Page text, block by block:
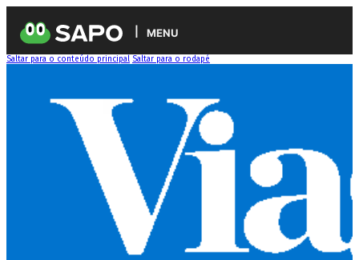
MENU
Saltar para o conteúdo principal Saltar para o rodapé